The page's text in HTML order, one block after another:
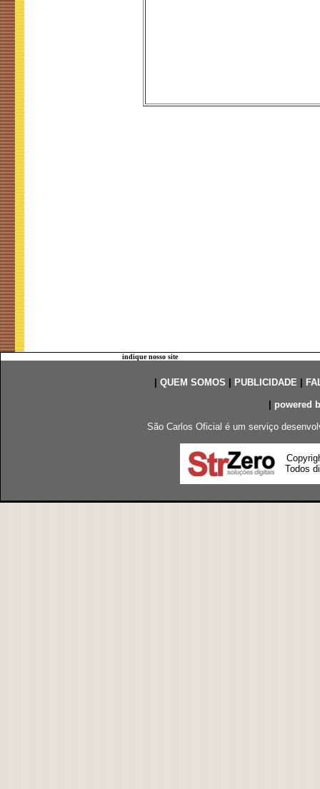
indique nosso site
QUEM SOMOS PUBLICIDADE|
powered
São Carlos Oficial é um serviço
Todos